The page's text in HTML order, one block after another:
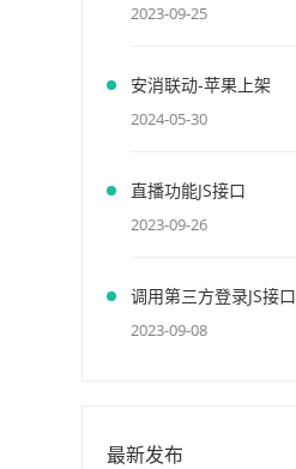
2023-09-25
安消联动-苹果上架
2024-05-30
直播功能JS接口
2023-09-26
调用第三方登录JS接口
2023-09-08
最新发布